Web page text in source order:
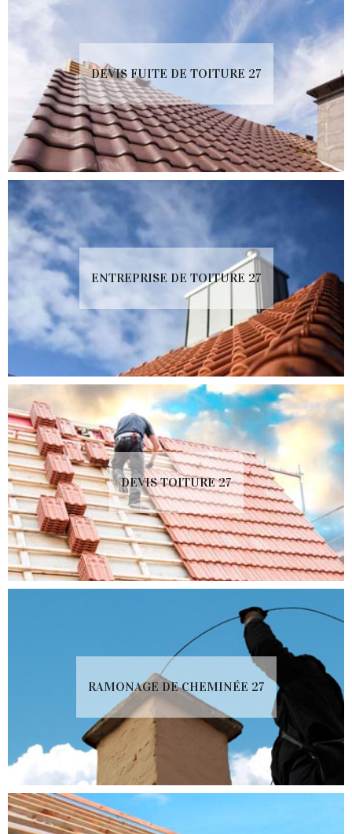
DEVIS FUITE DE TOITURE 27
ENTREPRISE DE TOITURE 27
DEVIS TOITURE 27
RAMONAGE DE CHEMINÉE 27